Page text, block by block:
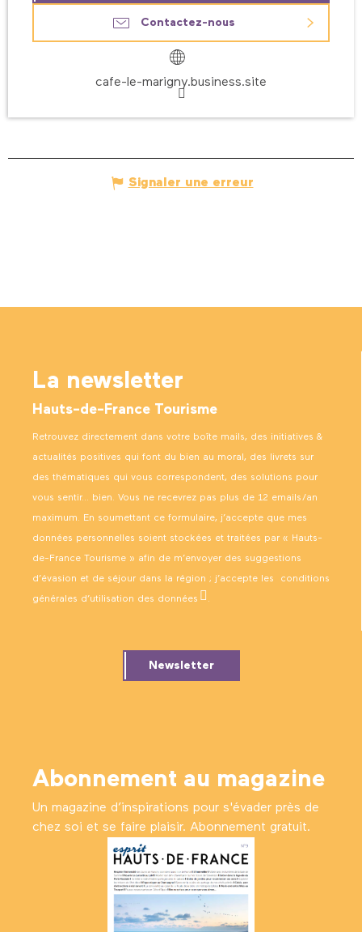
Contactez-nous
cafe-le-marigny.business.site
Signaler une erreur
La newsletter
Hauts-de-France Tourisme
Retrouvez directement dans votre boîte mails, des initiatives &
actualités positives qui font du bien au moral, des livrets sur
des thématiques qui vous correspondent, des solutions pour
vous sentir… bien. Vous ne recevrez pas plus de 12 emails/an
maximum. En soumettant ce formulaire, j’accepte que mes
données personnelles soient stockées et traitées par « Hauts-
de-France Tourisme » afin de m’envoyer des suggestions
d’évasion et de séjour dans la région ; j’accepte les conditions
générales d’utilisation des données .
Newsletter
Abonnement au magazine
Un magazine d’inspirations pour s'évader près de
chez soi et se faire plaisir. Abonnement gratuit.